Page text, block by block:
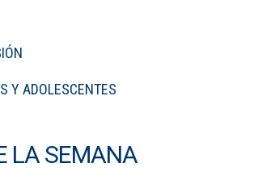
Y ADOLESCENTES
LA SEMANA
CARTERA
Inscripciones
Egresados